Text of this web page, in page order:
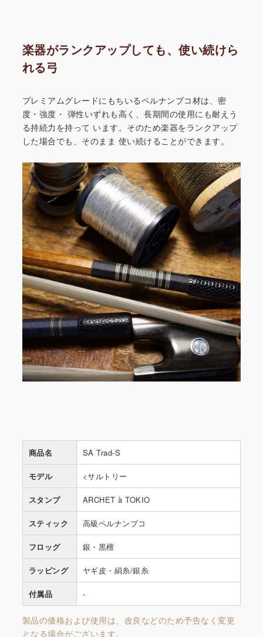
楽器がランクアップしても、使い続けら
れる弓
プレミアムグレードにもちいるペルナンブコ材は、密
度・強度・ 弾性いずれも高く、長期間の使用にも耐えう
る持続力を持って います。そのため楽器をランクアップ
した場合でも、そのまま 使い続けることができます。
商品名 SA Trad-S
モデル <サルトリー
スタンプ ARCHET à TOKIO
スティック 高級ペルナンブコ
フロッグ 銀・黒檀
ラッピング ヤギ皮・絹糸/銀糸
付属品 -
製品の価格および使用は、改良などのため予告なく変更
となる場合がございます。